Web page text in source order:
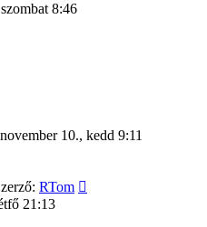
8:46
10., kedd 9:11
RTom
21:13